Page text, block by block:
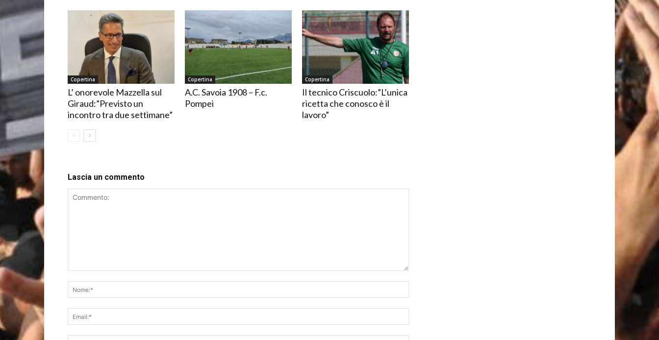
Copertina
L’ onorevole Mazzella sul
Giraud:”Previsto un
incontro tra due settimane”
Copertina
A.C. Savoia 1908 – F.c.
Pompei
Copertina
Il tecnico Criscuolo:”L’unica
ricetta che conosco è il
lavoro”
Lascia un commento